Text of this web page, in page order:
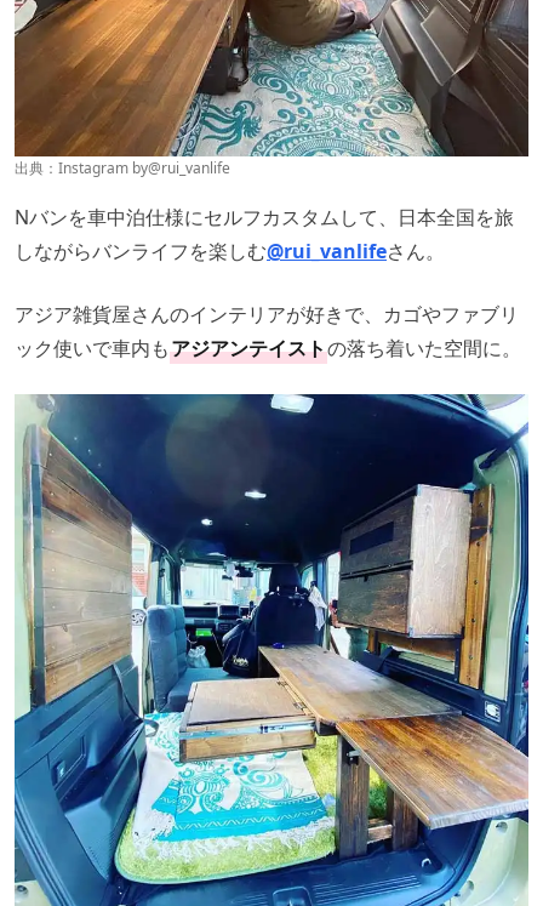
出典：Instagram by@rui_vanlife
Nバンを車中泊仕様にセルフカスタムして、日本全国を旅
しながらバンライフを楽しむ@rui_vanlifeさん。
アジア雑貨屋さんのインテリアが好きで、カゴやファブリ
ック使いで車内もアジアンテイストの落ち着いた空間に。